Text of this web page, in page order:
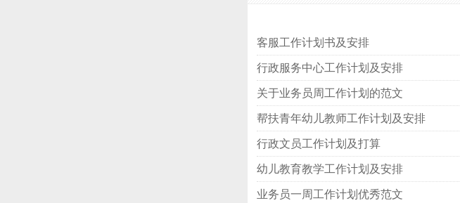
客服工作计划书及安排
行政服务中心工作计划及安排
关于业务员周工作计划的范文
帮扶青年幼儿教师工作计划及安排
行政文员工作计划及打算
幼儿教育教学工作计划及安排
业务员一周工作计划优秀范文